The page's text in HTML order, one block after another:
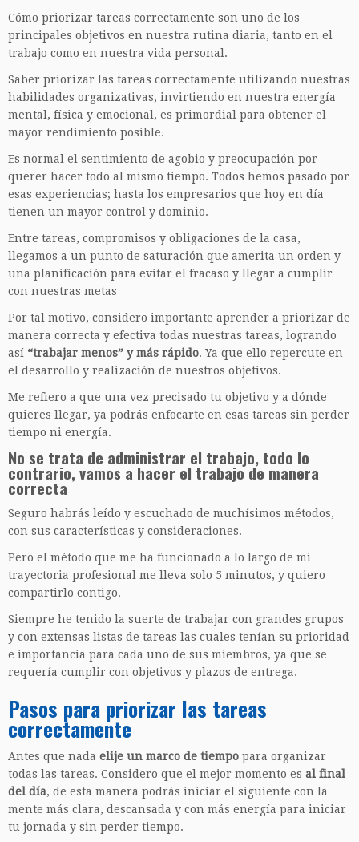
Cómo priorizar tareas correctamente son uno de los
principales objetivos en nuestra rutina diaria, tanto en el
trabajo como en nuestra vida personal.
Saber priorizar las tareas correctamente utilizando nuestras
habilidades organizativas, invirtiendo en nuestra energía
mental, física y emocional, es primordial para obtener el
mayor rendimiento posible.
Es normal el sentimiento de agobio y preocupación por
querer hacer todo al mismo tiempo. Todos hemos pasado por
esas experiencias; hasta los empresarios que hoy en día
tienen un mayor control y dominio.
Entre tareas, compromisos y obligaciones de la casa,
llegamos a un punto de saturación que amerita un orden y
una planificación para evitar el fracaso y llegar a cumplir
con nuestras metas
Por tal motivo, considero importante aprender a priorizar de
manera correcta y efectiva todas nuestras tareas, logrando
así “trabajar menos” y más rápido. Ya que ello repercute en
el desarrollo y realización de nuestros objetivos.
Me refiero a que una vez precisado tu objetivo y a dónde
quieres llegar, ya podrás enfocarte en esas tareas sin perder
tiempo ni energía.
No se trata de administrar el trabajo, todo lo
contrario, vamos a hacer el trabajo de manera
correcta
Seguro habrás leído y escuchado de muchísimos métodos,
con sus características y consideraciones.
Pero el método que me ha funcionado a lo largo de mi
trayectoria profesional me lleva solo 5 minutos, y quiero
compartirlo contigo.
Siempre he tenido la suerte de trabajar con grandes grupos
y con extensas listas de tareas las cuales tenían su prioridad
e importancia para cada uno de sus miembros, ya que se
requería cumplir con objetivos y plazos de entrega.
Pasos para priorizar las tareas
correctamente
Antes que nada elije un marco de tiempo para organizar
todas las tareas. Considero que el mejor momento es al final
del día, de esta manera podrás iniciar el siguiente con la
mente más clara, descansada y con más energía para iniciar
tu jornada y sin perder tiempo.